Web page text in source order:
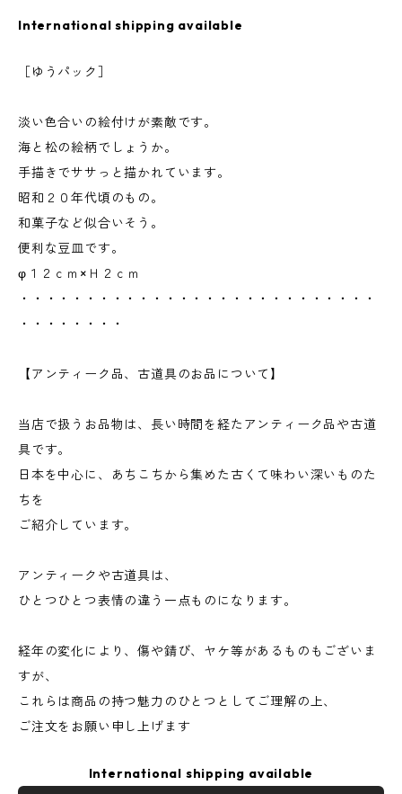
International shipping available
［ゆうパック］
淡い色合いの絵付けが素敵です。
海と松の絵柄でしょうか。
手描きでササっと描かれています。
昭和２０年代頃のもの。
和菓子など似合いそう。
便利な豆皿です。
φ１２ｃｍ×Ｈ２ｃｍ
・・・・・・・・・・・・・・・・・・・・・・・・・・・
・・・・・・・・
【アンティーク品、古道具のお品について】
当店で扱うお品物は、長い時間を経たアンティーク品や古道
具です。
日本を中心に、あちこちから集めた古くて味わい深いものた
ちを
ご紹介しています。
アンティークや古道具は、
ひとつひとつ表情の違う一点ものになります。
経年の変化により、傷や錆び、ヤケ等があるものもございま
すが、
これらは商品の持つ魅力のひとつとしてご理解の上、
ご注文をお願い申し上げます
International shipping available